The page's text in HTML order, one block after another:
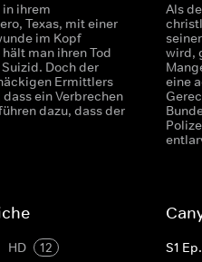
in ihrem
Texas, mit einer
im Kopf
man ihren Tod
Doch der
Ermittlers
ein Verbrechen
dazu, dass der
Als
wird,
eine
HD
12
S1